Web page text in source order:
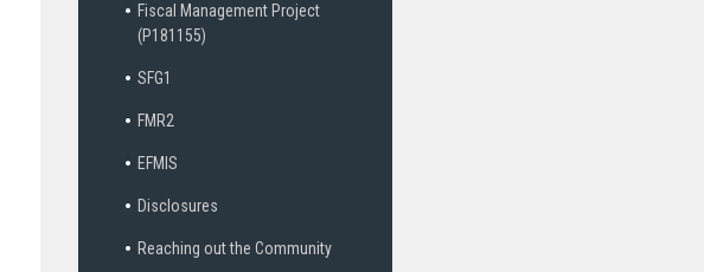
Fiscal Management Project
(P181155)
SFG1
FMR2
EFMIS
Disclosures
Reaching out the Community